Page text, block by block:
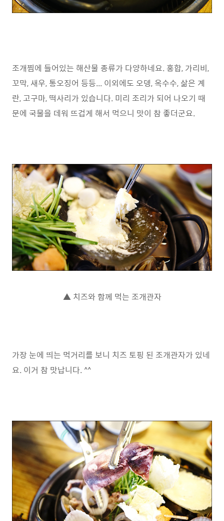
조개찜에 들어있는 해산물 종류가 다양하네요. 홍합, 가리비,
꼬막, 새우, 통오징어 등등... 이외에도 오뎅, 옥수수, 삶은 계
란, 고구마, 떡사리가 있습니다. 미리 조리가 되어 나오기 때
문에 국물을 데워 뜨겁게 해서 먹으니 맛이 참 좋더군요.
▲ 치즈와 함께 먹는 조개관자
가장 눈에 띄는 먹거리를 보니 치즈 토핑 된 조개관자가 있네
요. 이거 참 맛납니다. ^^